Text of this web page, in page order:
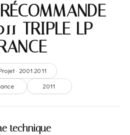
TRIPLE LP –
Projet · 2001.2011
2011
technique